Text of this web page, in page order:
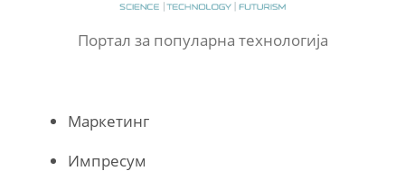
Портал за популарна технологија
Маркетинг
Импресум